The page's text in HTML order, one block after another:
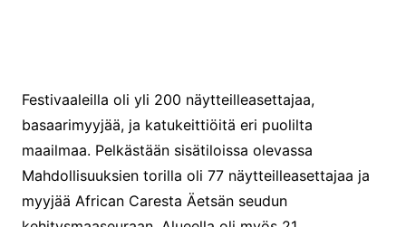
Festivaaleilla oli yli 200 näytteilleasettajaa,
basaarimyyjää, ja katukeittiöitä eri puolilta
maailmaa. Pelkästään sisätiloissa olevassa
Mahdollisuuksien torilla oli 77 näytteilleasettajaa ja
myyjää African Caresta Äetsän seudun